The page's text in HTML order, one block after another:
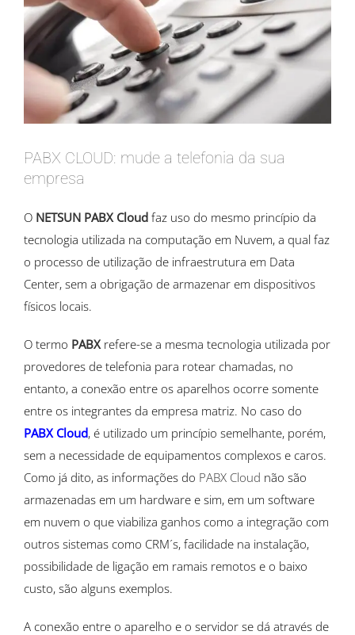
PABX CLOUD: mude a telefonia da sua
empresa
O NETSUN PABX Cloud faz uso do mesmo princípio da
tecnologia utilizada na computação em Nuvem, a qual faz
o processo de utilização de infraestrutura em Data
Center, sem a obrigação de armazenar em dispositivos
físicos locais.
O termo PABX refere-se a mesma tecnologia utilizada por
provedores de telefonia para rotear chamadas, no
entanto, a conexão entre os aparelhos ocorre somente
entre os integrantes da empresa matriz. No caso do
PABX Cloud, é utilizado um princípio semelhante, porém,
sem a necessidade de equipamentos complexos e caros.
Como já dito, as informações do PABX Cloud não são
armazenadas em um hardware e sim, em um software
em nuvem o que viabiliza ganhos como a integração com
outros sistemas como CRM´s, facilidade na instalação,
possibilidade de ligação em ramais remotos e o baixo
custo, são alguns exemplos.
A conexão entre o aparelho e o servidor se dá através de